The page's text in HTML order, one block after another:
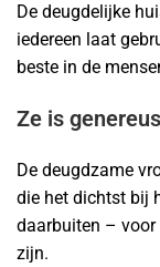
De deugdelijke
iedereen laat
beste in de
Ze is
De deugdzame
die het dichtst bij
daarbuiten – voor
zijn.